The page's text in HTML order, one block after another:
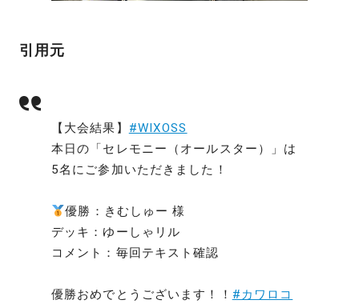
引用元
【大会結果】 #WIXOSS
本日の「セレモニー（オールスター）」は
5名にご参加いただきました！
優勝：きむしゅー 様
デッキ：ゆーしゃリル
コメント：毎回テキスト確認
優勝おめでとうございます！！ #カワロコ